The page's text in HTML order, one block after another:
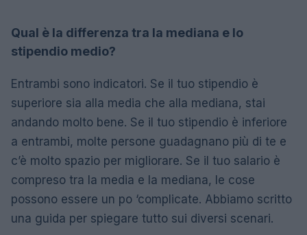
Qual è la differenza tra la mediana e lo
stipendio medio?
Entrambi sono indicatori. Se il tuo stipendio è
superiore sia alla media che alla mediana, stai
andando molto bene. Se il tuo stipendio è inferiore
a entrambi, molte persone guadagnano più di te e
c’è molto spazio per migliorare. Se il tuo salario è
compreso tra la media e la mediana, le cose
possono essere un po ‘complicate. Abbiamo scritto
una guida per spiegare tutto sui diversi scenari.